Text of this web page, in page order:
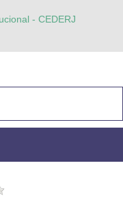
- CEDERJ